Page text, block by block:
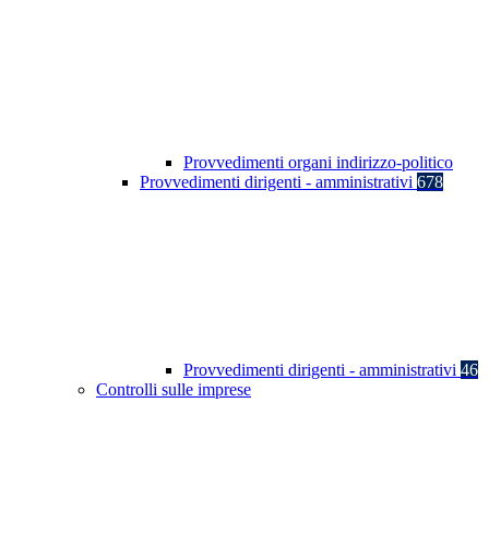
Provvedimenti organi indirizzo-politico
Provvedimenti dirigenti - amministrativi 678
Provvedimenti dirigenti - amministrativi 46
Controlli sulle imprese